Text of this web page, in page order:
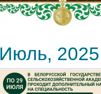
Июль, 2025